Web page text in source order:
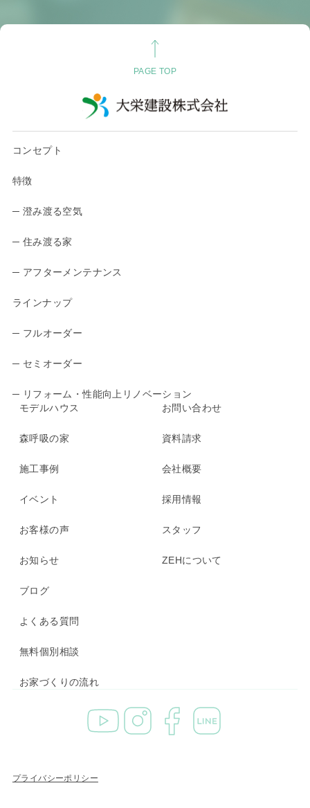
PAGE TOP
コンセプト
特徴
─ 澄み渡る空気
─ 住み渡る家
─ アフターメンテナンス
ラインナップ
─ フルオーダー
─ セミオーダー
─ リフォーム・性能向上リノベーション
モデルハウス
森呼吸の家
施工事例
イベント
お客様の声
お知らせ
ブログ
よくある質問
無料個別相談
お家づくりの流れ
お問い合わせ
資料請求
会社概要
採用情報
スタッフ
ZEHについて
プライバシーポリシー